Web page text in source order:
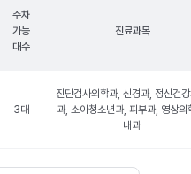
주차
가능
대수
진료과목
3대
진단검사의학과, 신경과, 정신건
과, 소아청소년과, 피부과, 영상의
내과